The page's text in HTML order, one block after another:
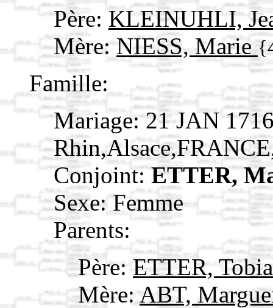
Père: KLEINUHLI,
Mère: NIESS, Marie
Famille:
Mariage: 21 JAN
Conjoint: ETTER,
Sexe: Femme
Parents:
Père: ETTER,
Mère:ABT,